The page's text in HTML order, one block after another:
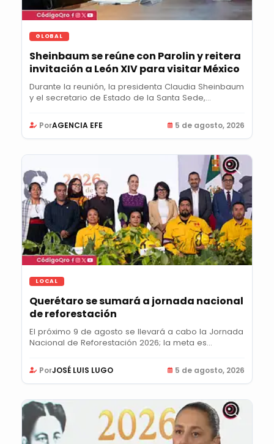
GLOBAL
Sheinbaum se reúne con Parolin y reitera
invitación a León XIV para visitar México
Durante la reunión, la presidenta Claudia Sheinbaum
y el secretario de Estado de la Santa Sede,...
PorAGENCIA EFE 5 de agosto, 2026
LOCAL
Querétaro se sumará a jornada nacional
de reforestación
El próximo 9 de agosto se llevará a cabo la Jornada
Nacional de Reforestación 2026; la meta es...
PorJOSÉ LUIS LUGO 5 de agosto, 2026